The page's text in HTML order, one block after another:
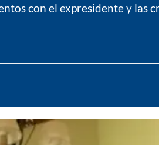
con el expresidente y las